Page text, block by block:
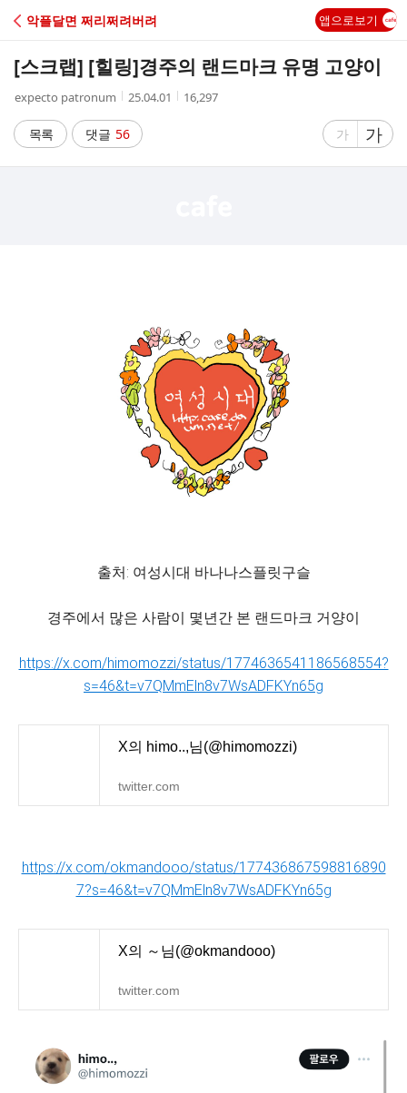
C
A
악플달면 쩌리쩌려버려 앱으로보기
[스크랩] [힐링]경주의 랜드마크 유명 고양이
작
자
expecto patronum
작
시
간
25.04.01
조
16,297
목록 댓글 56
글
가
글
자
가
출처: 여성시대 바나나스플릿구슬
경주에서 많은 사람이 몇년간 본 랜드마크 거양이
https://x.com/himomozzi/status/1774636541186568554?
s=46&t=v7QMmEln8v7WsADFKYn65g
X의 himo..,님(@himomozzi)
twitter.com
https://x.com/okmandooo/status/177436867598816890
7?s=46&t=v7QMmEln8v7WsADFKYn65g
X의 ～님(@okmandooo)
twitter.com